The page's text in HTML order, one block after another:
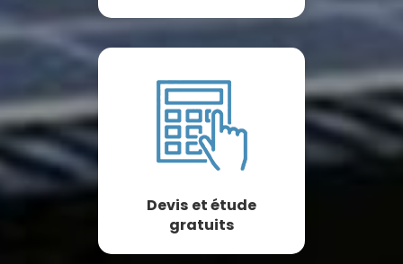
Devis et étude
gratuits